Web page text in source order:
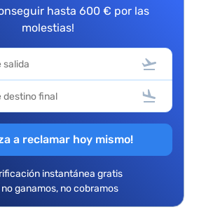
hasta 600 € por las
molestias!
a reclamar hoy mismo!
instantánea gratis
no ganamos, no cobramos